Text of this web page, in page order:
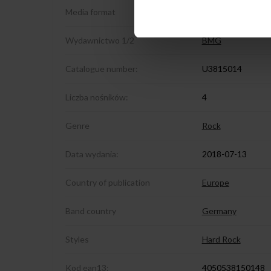
Media format
Wydawnictwo 1/2 BMG
Catalogue number: U3815014
Liczba nośników: 4
Genre Rock
Data wydania: 2018-07-13
Country of publication Europe
Band country Germany
Styles Hard Rock
Kod ean13: 4050538150148